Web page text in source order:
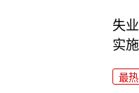
失
实施
最热